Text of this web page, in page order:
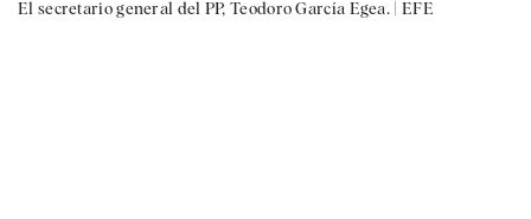
El secretario general del PP, Teodoro García Egea. | EFE